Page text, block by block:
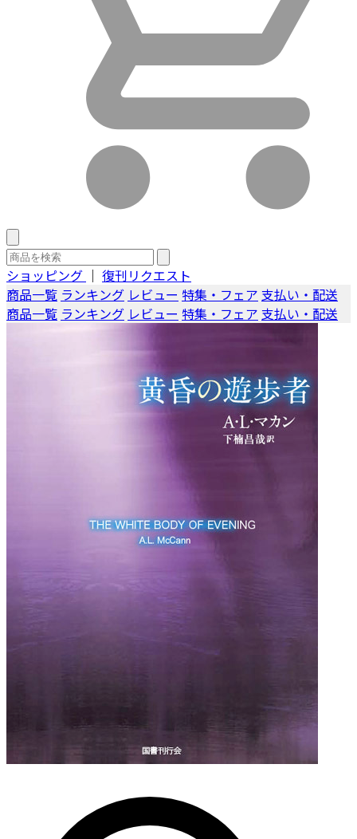
ショッピング ｜ 復刊リクエスト
商品一覧 ランキング レビュー 特集・フェア 支払い・配送
商品一覧 ランキング レビュー 特集・フェア 支払い・配送